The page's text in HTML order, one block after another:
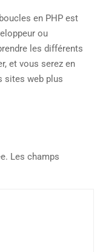
en PHP est
ou
les différents
et vous serez en
sites web plus
Les champs